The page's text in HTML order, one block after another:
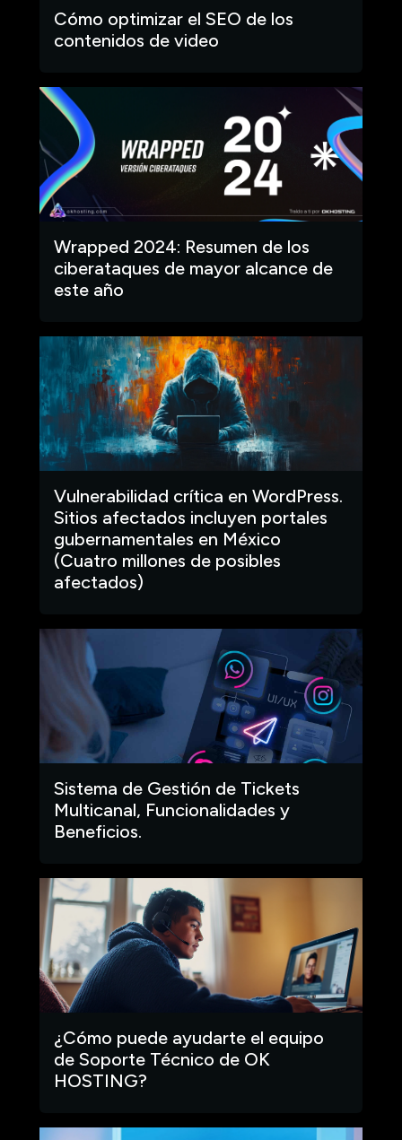
Cómo optimizar el SEO de los
contenidos de video
Wrapped 2024: Resumen de los
ciberataques de mayor alcance de
este año
Vulnerabilidad crítica en WordPress.
Sitios afectados incluyen portales
gubernamentales en México
(Cuatro millones de posibles
afectados)
Sistema de Gestión de Tickets
Multicanal, Funcionalidades y
Beneficios.
¿Cómo puede ayudarte el equipo
de Soporte Técnico de OK
HOSTING?